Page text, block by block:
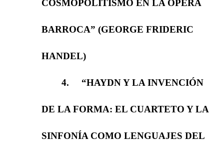
COSMOPOLITISMO EN LA ÓPERA
BARROCA” (GEORGE FRIDERIC
HANDEL)
4. “HAYDN Y LA INVENCIÓN
DE LA FORMA: EL CUARTETO Y LA
SINFONÍA COMO LENGUAJES DEL